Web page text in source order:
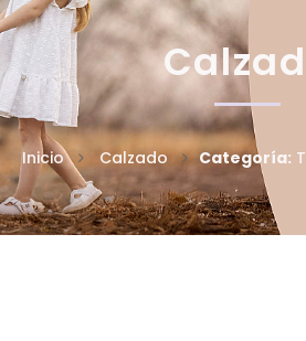
Inicio Calzado Categoría: